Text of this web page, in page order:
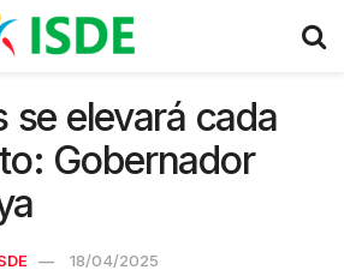
se elevará cada
Gobernador
18/04/2025